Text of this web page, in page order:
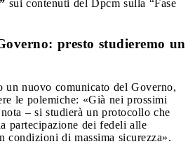
sui contenuti del Dpcm sulla “Fase
presto studieremo un
un nuovo comunicato del Governo,
le polemiche: «Già nei prossimi
– si studierà un protocollo che
partecipazione dei fedeli alle
condizioni di massima sicurezza».